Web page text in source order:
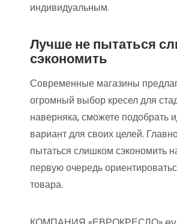
индивидуальным.
Лучше не пытаться
сэкономить
Современные магазины
огромный выбор кресел для
наверняка, сможете подобрать
вариант для своих целей.
пытаться слишком сэкономить
первую очередь
товара.